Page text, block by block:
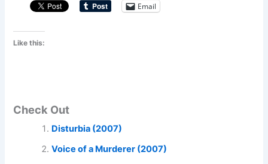
Email
Like this:
Check Out
Disturbia (2007)
Voice of a Murderer (2007)